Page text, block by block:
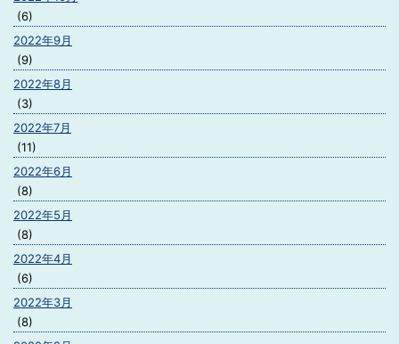
(6)
2022年9月
(9)
2022年8月
(3)
2022年7月
(11)
2022年6月
(8)
2022年5月
(8)
2022年4月
(6)
2022年3月
(8)